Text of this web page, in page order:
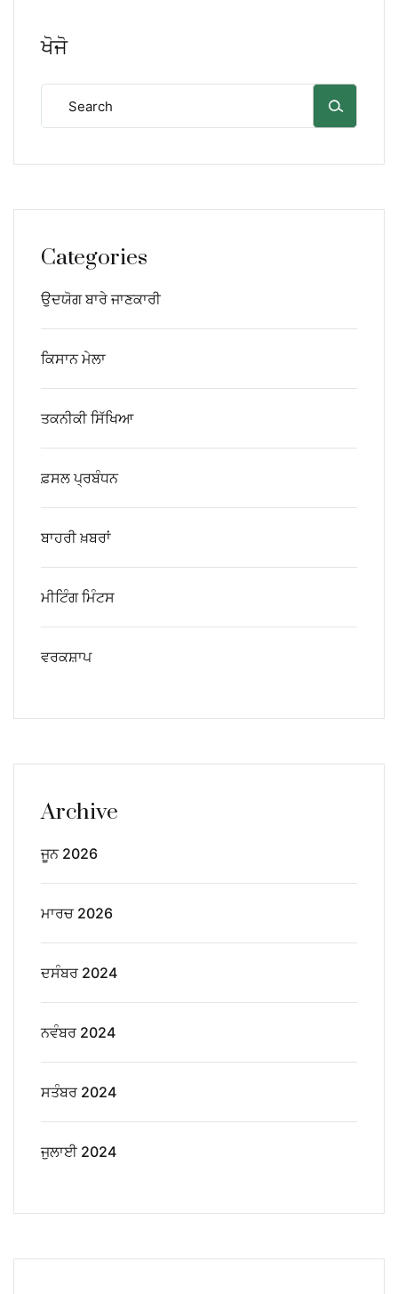
ਖੋਜੋ
Categories
ਉਦਯੋਗ ਬਾਰੇ ਜਾਣਕਾਰੀ
ਕਿਸਾਨ ਮੇਲਾ
ਤਕਨੀਕੀ ਸਿੱਖਿਆ
ਫ਼ਸਲ ਪ੍ਰਬੰਧਨ
ਬਾਹਰੀ ਖ਼ਬਰਾਂ
ਮੀਟਿੰਗ ਮਿੰਟਸ
ਵਰਕਸ਼ਾਪ
Archive
ਜੂਨ 2026
ਮਾਰਚ 2026
ਦਸੰਬਰ 2024
ਨਵੰਬਰ 2024
ਸਤੰਬਰ 2024
ਜੁਲਾਈ 2024